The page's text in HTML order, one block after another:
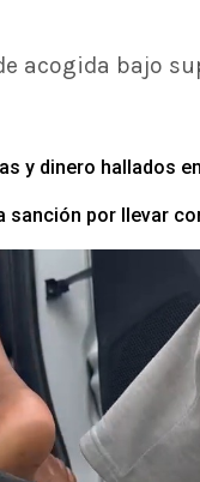
acogida bajo
y dinero hallados
sanción por llevar